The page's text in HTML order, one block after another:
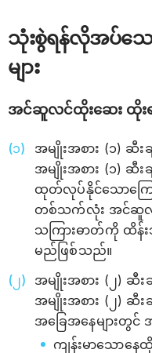
သုံးစွဲရန်လိုအပ်သေ
များ
အင်ဆူလင်ထိုးဆေး ထိုးရ
အမျိုးအစား (၁) ဆီးခ
အမျိုးအစား (၁)
ထုတ်လုပ်နိုင်သောကြော
တစ်သက်လုံး အင်ဆူလင်
သကြားဓာတ်ကို ထိန်းသိ
မည်ဖြစ်သည်။
အမျိုးအစား (၂) ဆီးခ
အမျိုးအစား (၂) ဆီး
အခြေအနေများ
ကျန်းမာသောနေ